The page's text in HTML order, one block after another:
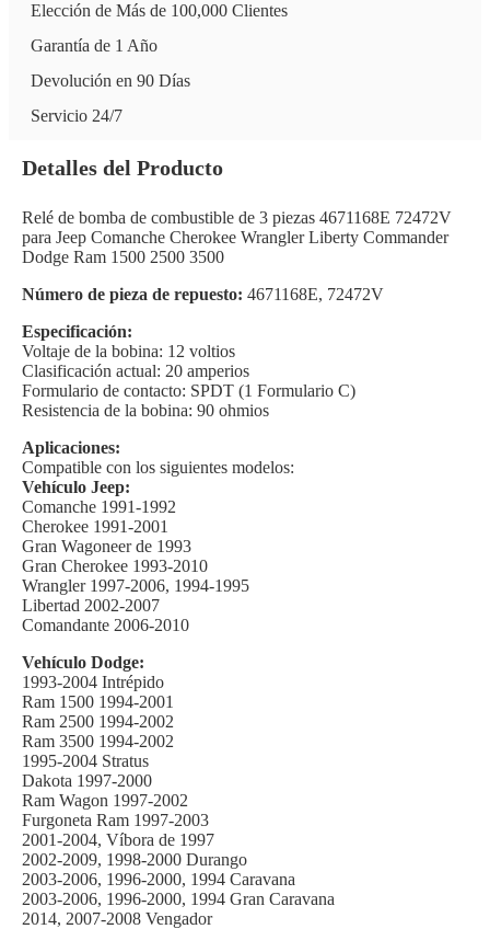
Elección de Más de 100,000 Clientes
Garantía de 1 Año
Devolución en 90 Días
Servicio 24/7
Detalles del Producto
Relé de bomba de combustible de 3 piezas 4671168E 72472V
para Jeep Comanche Cherokee Wrangler Liberty Commander
Dodge Ram 1500 2500 3500
Número de pieza de repuesto: 4671168E, 72472V
Especificación:
Voltaje de la bobina: 12 voltios
Clasificación actual: 20 amperios
Formulario de contacto: SPDT (1 Formulario C)
Resistencia de la bobina: 90 ohmios
Aplicaciones:
Compatible con los siguientes modelos:
Vehículo Jeep:
Comanche 1991-1992
Cherokee 1991-2001
Gran Wagoneer de 1993
Gran Cherokee 1993-2010
Wrangler 1997-2006, 1994-1995
Libertad 2002-2007
Comandante 2006-2010
Vehículo Dodge:
1993-2004 Intrépido
Ram 1500 1994-2001
Ram 2500 1994-2002
Ram 3500 1994-2002
1995-2004 Stratus
Dakota 1997-2000
Ram Wagon 1997-2002
Furgoneta Ram 1997-2003
2001-2004, Víbora de 1997
2002-2009, 1998-2000 Durango
2003-2006, 1996-2000, 1994 Caravana
2003-2006, 1996-2000, 1994 Gran Caravana
2014, 2007-2008 Vengador